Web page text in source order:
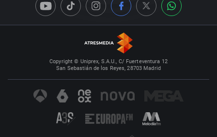
Copyright © Uniprex, S.A.U., C/ Fuerteventura 12
San Sebastián de los Reyes, 28703 Madrid